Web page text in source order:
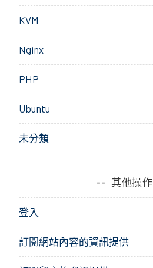
KVM
Nginx
PHP
Ubuntu
未分類
其他操作
登入
訂閱網站內容的資訊提供